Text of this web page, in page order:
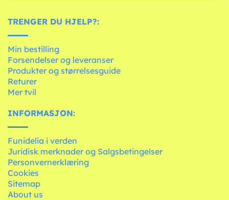
TRENGER DU HJELP?:
Min bestilling
Forsendelser og leveranser
Produkter og størrelsesguide
Returer
Mer tvil
INFORMASJON:
Funidelia i verden
Juridisk merknader og Salgsbetingelser
Personvernerklæring
Cookies
Sitemap
About us